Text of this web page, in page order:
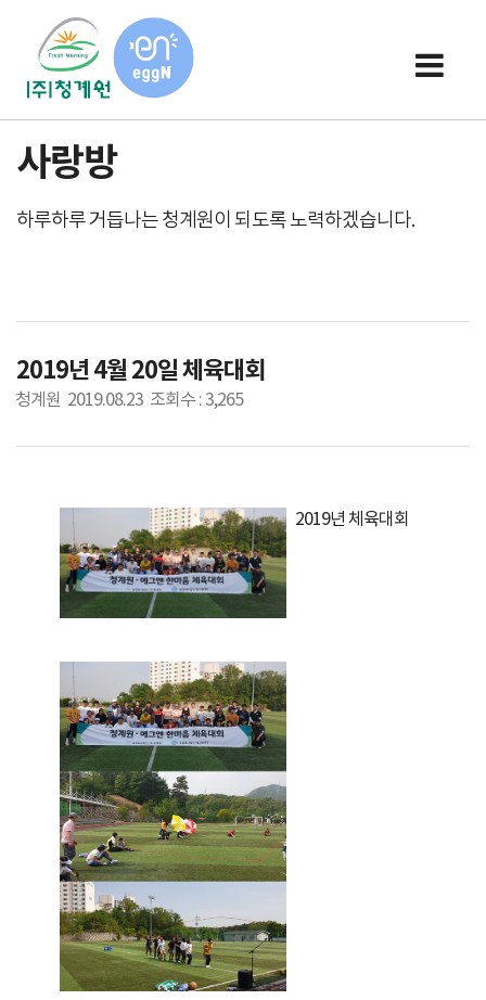
사랑방
하루하루 거듭나는 청계원이 되도록 노력하겠습니다.
2019년 4월 20일 체육대회
청계원 2019.08.23 조회수 : 3,265
2019년 체육대회